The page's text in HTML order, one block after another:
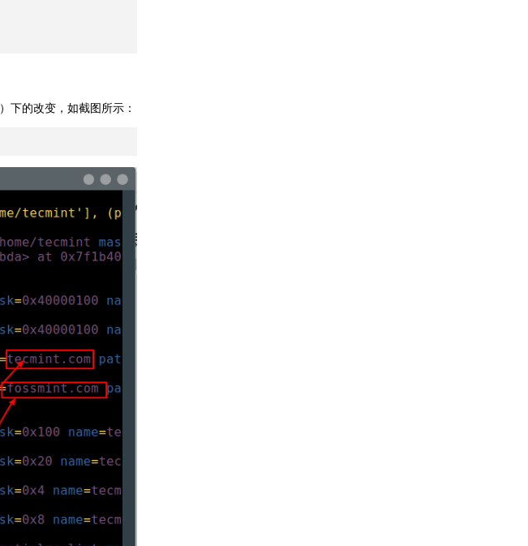
）下的改变，如截图所示：